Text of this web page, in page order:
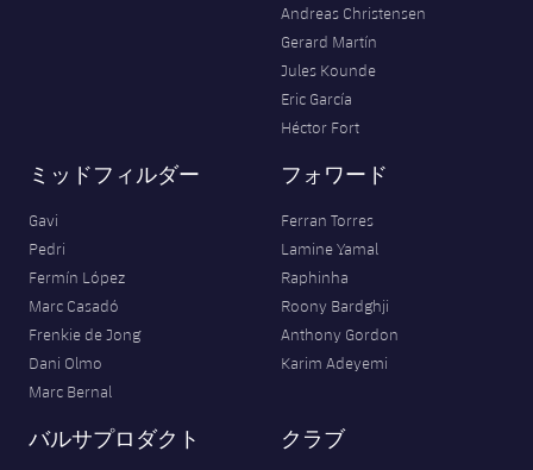
Andreas Christensen
Gerard Martín
Jules Kounde
Eric García
Héctor Fort
ミッドフィルダー
Gavi
Pedri
Fermín López
Marc Casadó
Frenkie de Jong
Dani Olmo
Marc Bernal
フォワード
Ferran Torres
Lamine Yamal
Raphinha
Roony Bardghji
Anthony Gordon
Karim Adeyemi
バルサプロダクト クラブ